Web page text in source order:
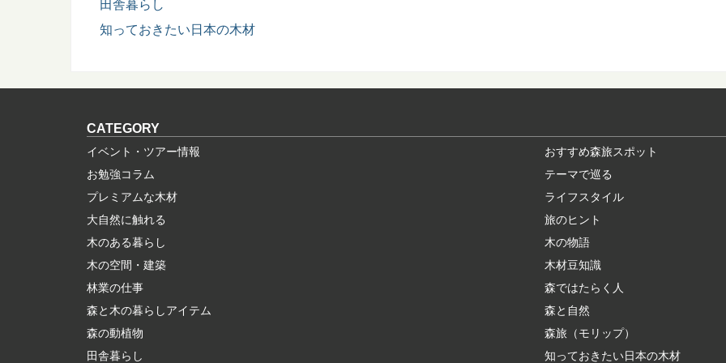
材だけでなく、そ...
田舎暮らし
知っておきたい日本の木材
CATEGORY
イベント・ツアー情報
おすすめ森旅スポット
お勉強コラム
テーマで巡る
プレミアムな木材
ライフスタイル
大自然に触れる
旅のヒント
木のある暮らし
木の物語
木の空間・建築
木材豆知識
林業の仕事
森ではたらく人
森と木の暮らしアイテム
森と自然
森の動植物
森旅（モリップ）
田舎暮らし
知っておきたい日本の木材